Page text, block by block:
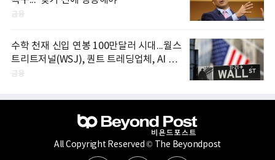
금융
수학 천재 신입 연봉 100만달러 시대...월스
트리트저널(WSJ), 퀀트 트레딩업체, AI 기
업들 인재 확보 경쟁
금융
All Copyright Reserved © The Beyondpost